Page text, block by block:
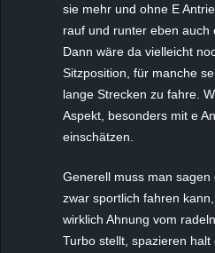
sie mehr und ohne E
rauf und runter eben auch
Dann wäre da vielleicht
Sitzposition, für manche
lange Strecken zu fahre.
Aspekt, besonders mit e
einschätzen.
Generell muss man
zwar sportlich fahren
wirklich Ahnung vom
Turbo stellt, spazieren halt